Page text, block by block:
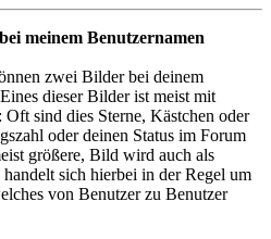
meinem Benutzernamen
zwei Bilder bei deinem
dieser Bilder ist meist mit
sind dies Sterne, Kästchen oder
oder deinen Status im Forum
größere, Bild wird auch als
handelt sich hierbei in der Regel um
von Benutzer zu Benutzer